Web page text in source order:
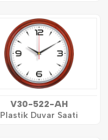
V30-522-AH
Plastik Duvar Saati